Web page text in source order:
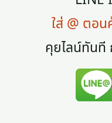
ใส่ @ ตอ
คุยไลน์ทันที